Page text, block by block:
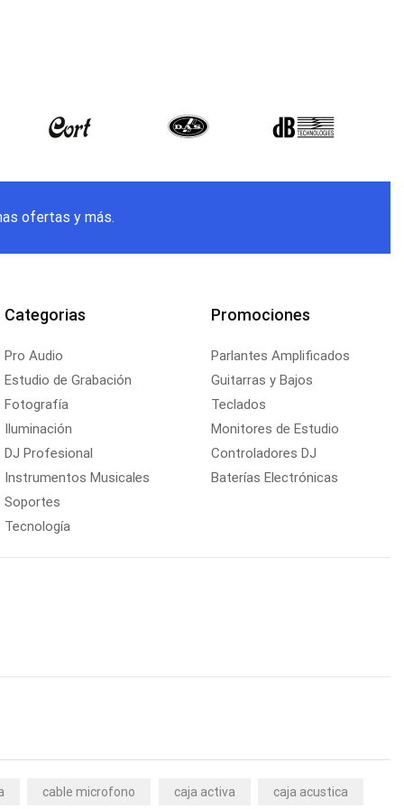
ofertas y más.
Categorias
Pro Audio
Estudio de Grabación
Fotografía
Iluminación
DJ Profesional
Instrumentos Musicales
Soportes
Tecnología
Promociones
Parlantes Amplificados
Guitarras y Bajos
Teclados
Monitores de Estudio
Controladores DJ
Baterías Electrónicas
cable microfono caja activa caja acustica